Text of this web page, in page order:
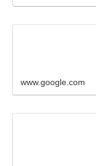
www.google.com